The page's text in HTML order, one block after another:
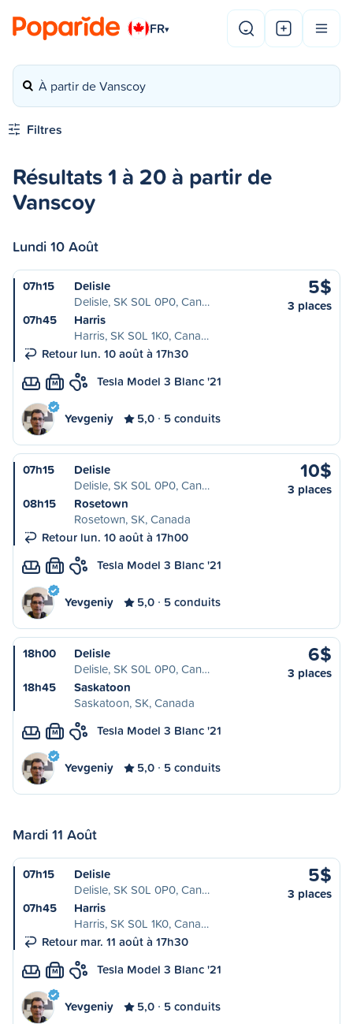
FR▾
À partir de Vanscoy
Filtres
Résultats 1 à 20 à partir de
Vanscoy
Lundi 10 Août
07h15
Delisle
Delisle, SK S0L 0P0, Can…
07h45
Harris
Harris, SK S0L 1K0, Cana…
Retour lun. 10 août à 17h30
5$
3 places
M Tesla Model 3 Blanc '21
Yevgeniy 5,0 5 conduits
07h15
Delisle
Delisle, SK S0L 0P0, Can…
08h15
Rosetown
Rosetown, SK, Canada
Retour lun. 10 août à 17h00
10$
3 places
M Tesla Model 3 Blanc '21
Yevgeniy 5,0 5 conduits
18h00
Delisle
Delisle, SK S0L 0P0, Can…
18h45
Saskatoon
Saskatoon, SK, Canada
6$
3 places
M Tesla Model 3 Blanc '21
Yevgeniy 5,0 5 conduits
Mardi 11 Août
07h15
Delisle
Delisle, SK S0L 0P0, Can…
07h45
Harris
Harris, SK S0L 1K0, Cana…
Retour mar. 11 août à 17h30
5$
3 places
M Tesla Model 3 Blanc '21
Yevgeniy 5,0 5 conduits